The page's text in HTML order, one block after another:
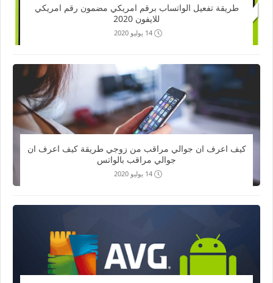
طريقة تفعيل الواتساب برقم امريكي مضمون رقم امريكي
للايفون 2020
14 يوليو 2020
كيف اعرف ان جوالي مراقب من زوجي طريقة كيف اعرف ان
جوالي مراقب بالواتس
14 يوليو 2020